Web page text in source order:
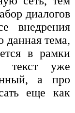
диалогов
внедрения
данная тема,
в рамки
текст уже
а про
еще как